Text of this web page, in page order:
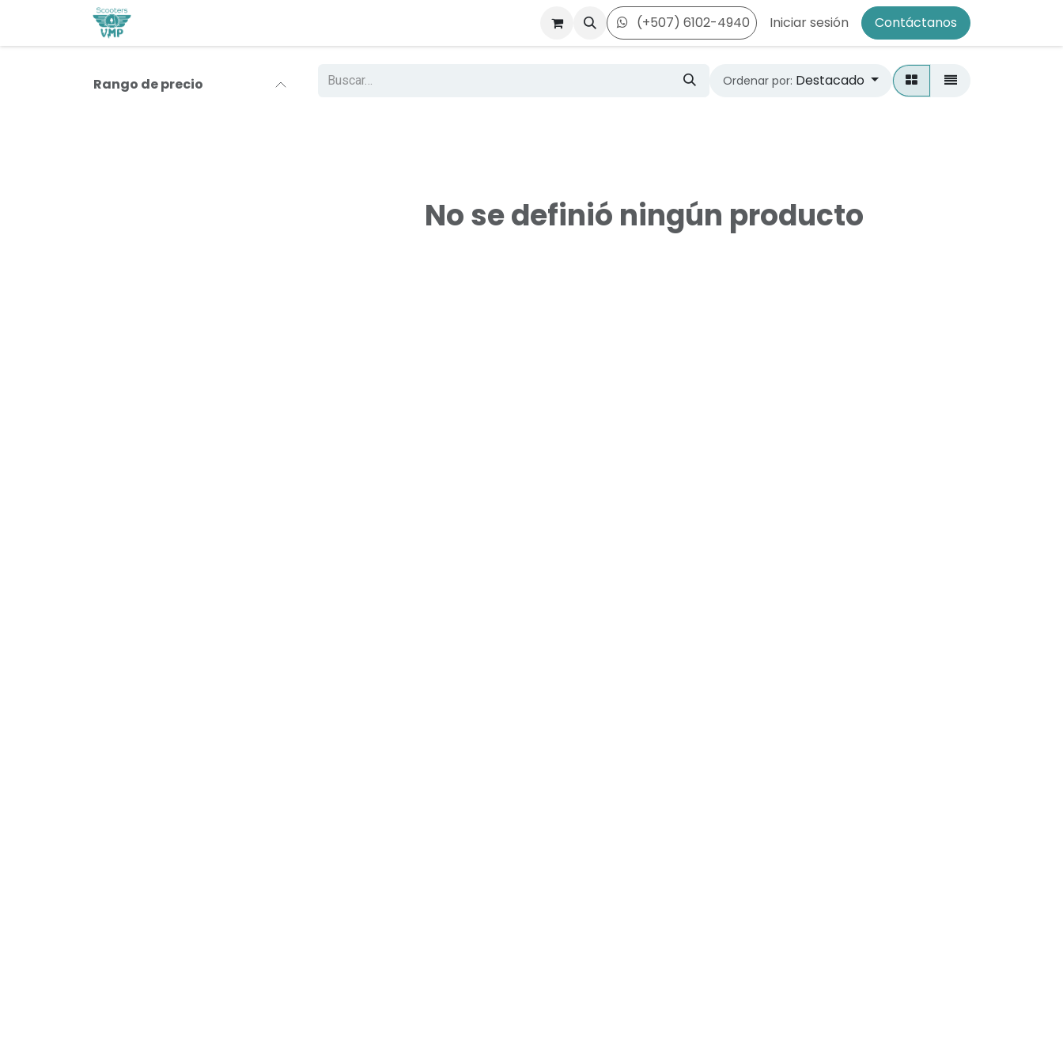
(+507) 6102-4940 Iniciar sesión Contáctanos
Rango de precio Ordenar por: Destacado
No se definió ningún producto